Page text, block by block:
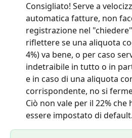
Consigliato! Serve a
automatica fatture, non
registrazione nel
riflettere se una aliquota
4%) va bene, o per caso
indetraibile in tutto o in
e in caso di una aliquota
corrispondente, no si
Ciò non vale per il 22%
essere impostato di default.